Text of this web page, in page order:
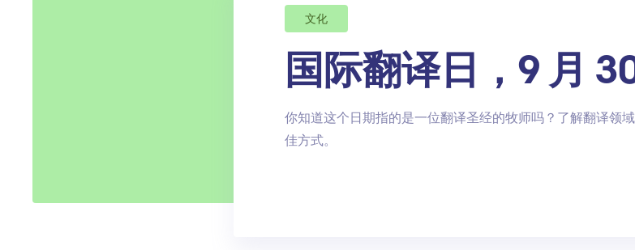
文化
国际翻译日，9 月
你知道这个日期指的是一位翻译圣经的牧师吗？了解翻译领
佳方式。